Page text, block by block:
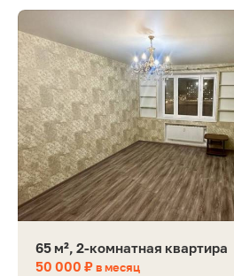
65 м², 2-комнатная квартира
50 000 ₽в месяц